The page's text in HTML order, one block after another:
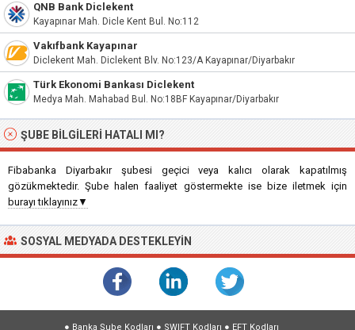
QNB Bank Diclekent
Kayapınar Mah. Dicle Kent Bul. No:112
Vakıfbank Kayapınar
Diclekent Mah. Diclekent Blv. No:123/A Kayapınar/Diyarbakır
Türk Ekonomi Bankası Diclekent
Medya Mah. Mahabad Bul. No:18BF Kayapınar/Diyarbakır
ŞUBE BILGILERI HATALI MI?
Fibabanka Diyarbakır şubesi geçici veya kalıcı olarak kapatılmış
gözükmektedir. Şube halen faaliyet göstermekte ise bize iletmek için
burayı tıklayınız▼
SOSYAL MEDYADA DESTEKLEYIN
● Banka Şube Kodları ● SWIFT Kodları ● EFT Kodları